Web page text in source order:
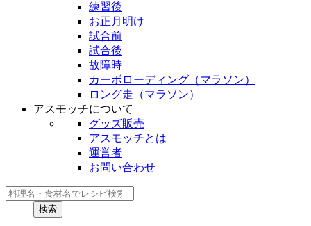
練習後
お正月明け
試合前
試合後
故障時
カーボローディング（マラソン）
ロング走（マラソン）
アスモッチについて
グッズ販売
アスモッチとは
運営者
お問い合わせ